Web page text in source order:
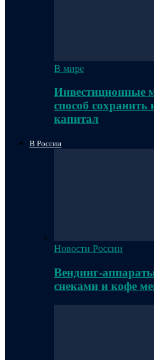
В мире
Инвестиционные
способ
капитал
В России
Новости России
Вендинг-
снеками и кофе